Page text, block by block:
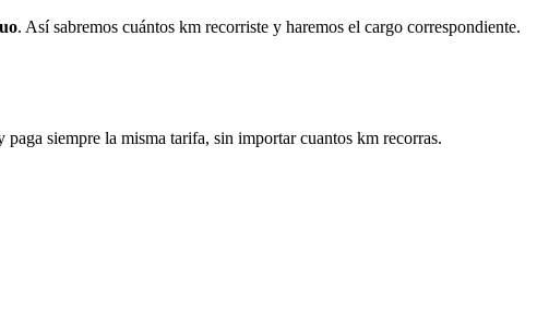
. Así sabremos cuántos km recorriste y haremos el cargo correspondiente.
paga siempre la misma tarifa, sin importar cuantos km recorras.